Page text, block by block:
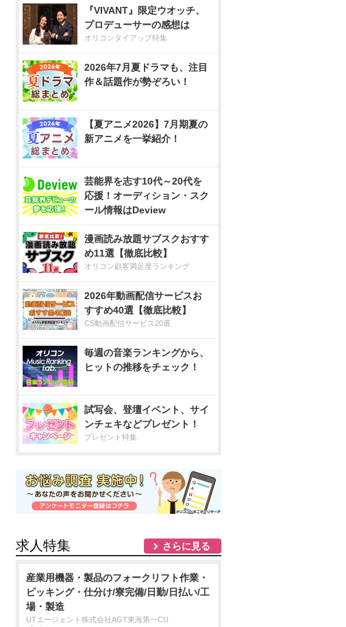
『VIVANT』限定ウオッチ、
プロデューサーの感想は
オリコンタイアップ特集
2026年7月夏ドラマも、注目
作＆話題作が勢ぞろい！
【夏アニメ2026】7月期夏の
新アニメを一挙紹介！
芸能界を志す10代～20代を
応援！オーディション・スク
ール情報はDeview
漫画読み放題サブスクおすす
め11選【徹底比較】
オリコン顧客満足度ランキング
2026年動画配信サービスお
すすめ40選【徹底比較】
CS動画配信サービス20選
毎週の音楽ランキングから、
ヒットの推移をチェック！
試写会、登壇イベント、サイ
ンチェキなどプレゼント！
プレゼント特集
求人特集 さらに見る
産業用機器・製品のフォークリフト作業・
ピッキング・仕分け/寮完備/日勤/日払い/工
場・製造
UTエージェント株式会社AGT東海第一CU